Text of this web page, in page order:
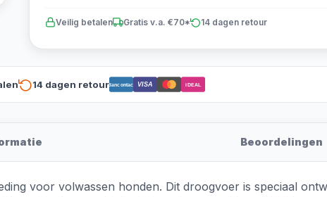
Veilig betalen Gratis v.a. €70* 14 dagen retour
14 dagen retourBancontact VISA iDEAL
Beoordelingen
voor volwassen honden. Dit droogvoer is speciaal